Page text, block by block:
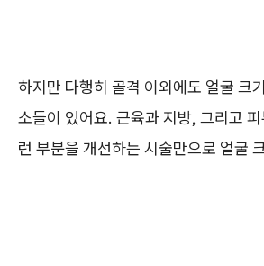
하지만 다행히 골격 이외에도 얼굴 크
소들이 있어요. 근육과 지방, 그리고
런 부분을 개선하는 시술만으로 얼굴